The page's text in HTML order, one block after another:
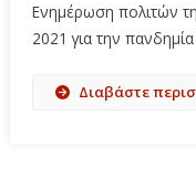
Ενημέρωση πολιτών
2021 για την
Διαβάστε